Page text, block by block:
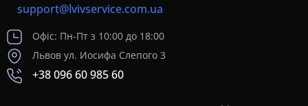
support@lvivservice.com.ua
Офіс: Пн-Пт з 10:00 до 18:00
Львов ул. Иосифа Слепого 3
+38 096 60 985 60